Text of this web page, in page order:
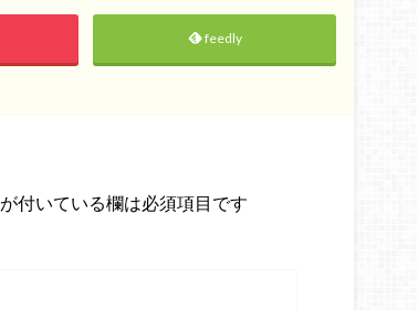
feedly
が付いている欄は必須項目です